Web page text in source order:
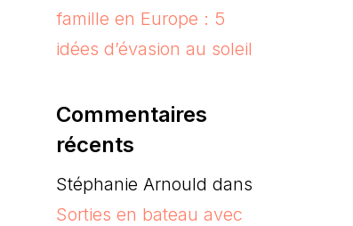
famille en Europe : 5
idées d’évasion au soleil
Commentaires
récents
Stéphanie Arnould dans
Sorties en bateau avec